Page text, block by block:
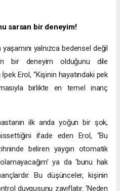
sarsan bir deneyim!
yaşamını yalnızca bedensel değil
bir deneyim olduğunu dile
Erol, “Kişinin hayatındaki pek
birlikte en temel inanç
ilk anda yoğun bir şok,
ifade eden Erol, “Bu
beliren yaygın otomatik
ya da ‘bunu hak
Bu düşünceler, kişinin
duygusunu zayıflatır. ‘Neden